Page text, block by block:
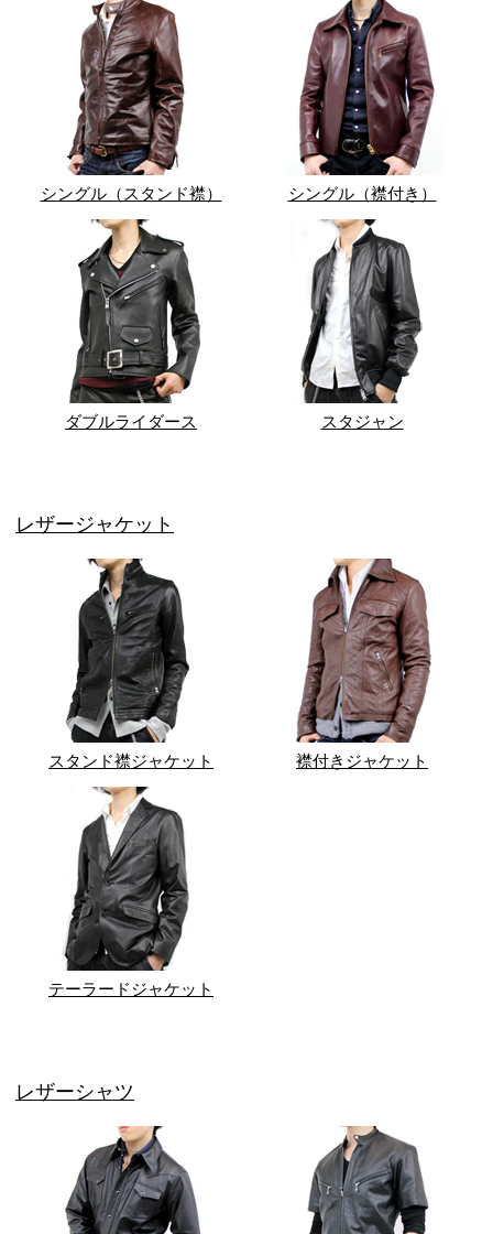
シングル（スタンド襟） シングル（襟付き）
ダブルライダース スタジャン
レザージャケット
スタンド襟ジャケット 襟付きジャケット
テーラードジャケット
レザーシャツ